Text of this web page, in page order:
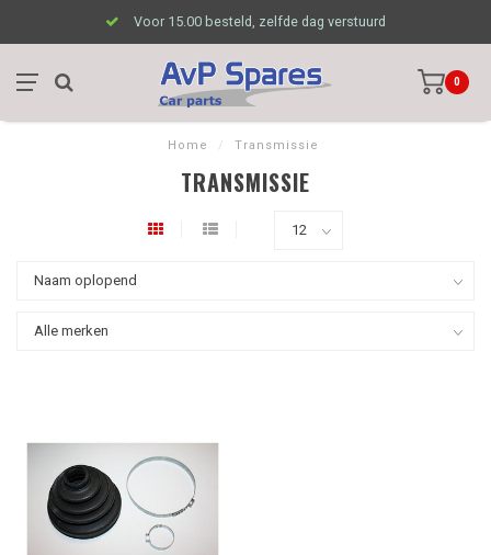
Voor 15.00 besteld, zelfde dag verstuurd
0
Home / Transmissie
TRANSMISSIE